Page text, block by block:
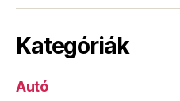
Kategóriák
Autó